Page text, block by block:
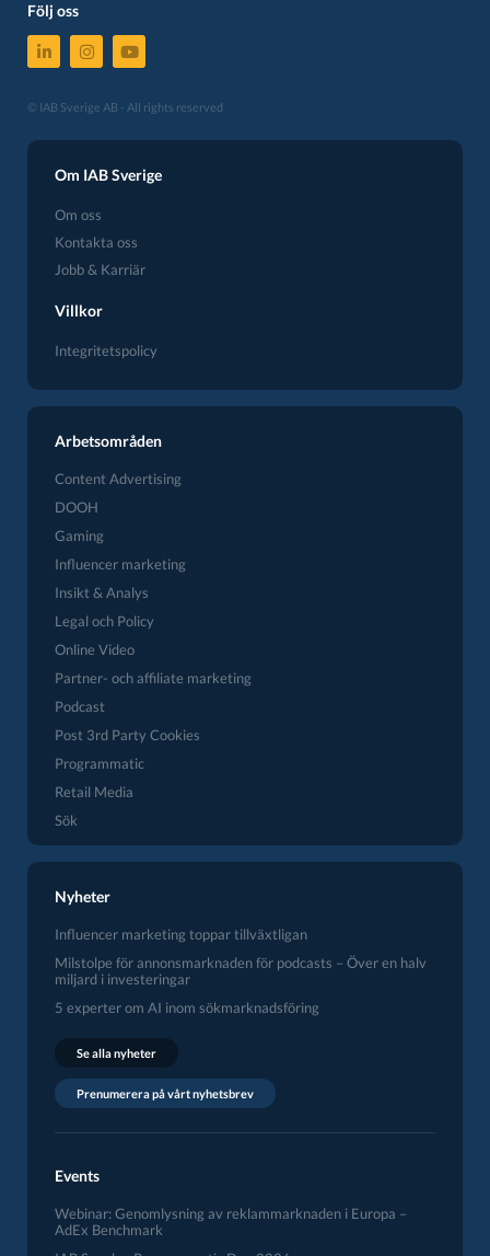
Följ oss
© IAB Sverige AB - All rights reserved
Om IAB Sverige
Om oss
Kontakta oss
Jobb & Karriär
Villkor
Integritetspolicy
Arbetsområden
Content Advertising
DOOH
Gaming
Influencer marketing
Insikt & Analys
Legal och Policy
Online Video
Partner- och affiliate marketing
Podcast
Post 3rd Party Cookies
Programmatic
Retail Media
Sök
Nyheter
Influencer marketing toppar tillväxtligan
Milstolpe för annonsmarknaden för podcasts – Över en halv
miljard i investeringar
5 experter om AI inom sökmarknadsföring
Se alla nyheter
Prenumerera på vårt nyhetsbrev
Events
Webinar: Genomlysning av reklammarknaden i Europa –
AdEx Benchmark